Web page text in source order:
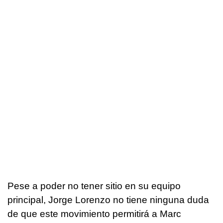
Pese a poder no tener sitio en su equipo
principal, Jorge Lorenzo no tiene ninguna duda
de que este movimiento permitirá a Marc